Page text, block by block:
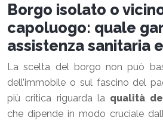
Borgo isolato o
capoluogo: quale
assistenza sanitaria
La scelta del borgo non può
dell’immobile o sul fascino del
più critica riguarda la qualità
che dipende in modo cruciale